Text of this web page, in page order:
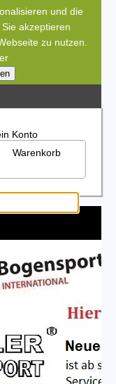
und die
akzeptieren
zu nutzen.
Konto
Warenkorb